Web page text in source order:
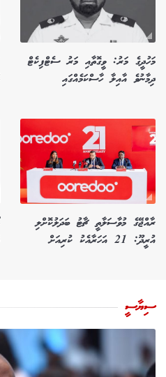
މަހުދީގެ މަރު: ވީގޮތާއި މަރު ސެޓްފިކެޓް
ދިމާނުވެ އާއިލާ ހާސްކަމެއްގައި
ރާއްޖޭގެ މުވާސަލާތީ ޗާޓު ބަދަލުކޮށްލި
އުރީދޫ: 21 އަހަރާއެކު ކުރިއަށް
ސިޔާސީ